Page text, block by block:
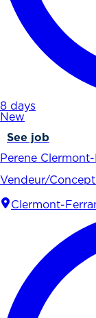
8 days
New
See job
Perene
Vendeur/
Clermont-